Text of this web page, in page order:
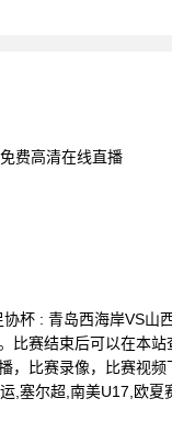
费高清在线直播
杯 : 青岛西海岸VS山
比赛结束后可以在本
，比赛录像，比赛视
,塞尔超,南美U17,欧夏